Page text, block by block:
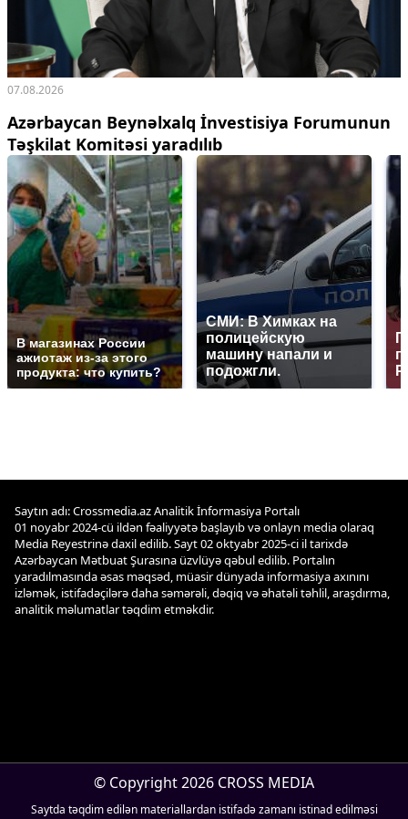
07.08.2026
Azərbaycan Beynəlxalq İnvestisiya Forumunun
Təşkilat Komitəsi yaradılıb
В магазинах России
ажиотаж из-за этого
продукта: что купить?
СМИ: В Химках на
полицейскую
машину напали и
подожгли.
Saytın adı: Crossmedia.az Analitik İnformasiya Portalı
01 noyabr 2024-cü ildən fəaliyyətə başlayıb və onlayn media olaraq
Media Reyestrinə daxil edilib. Sayt 02 oktyabr 2025-ci il tarixdə
Azərbaycan Mətbuat Şurasına üzvlüyə qəbul edilib. Portalın
yaradılmasında əsas məqsəd, müasir dünyada informasiya axınını
izləmək, istifadəçilərə daha səmərəli, dəqiq və əhatəli təhlil, araşdırma,
analitik məlumatlar təqdim etməkdir.
© Copyright 2026 CROSS MEDIA
Saytda təqdim edilən materiallardan istifadə zamanı istinad edilməsi